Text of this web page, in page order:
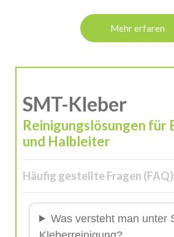
Mehr erfaren
SMT-Kleber
Reinigungslösungen für
und Halbleiter
Häufig gestellte Fragen (FAQ)
Was versteht man unter